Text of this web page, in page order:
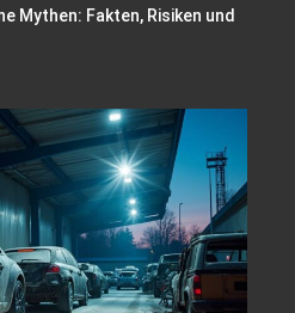
Mythen: Fakten, Risiken und